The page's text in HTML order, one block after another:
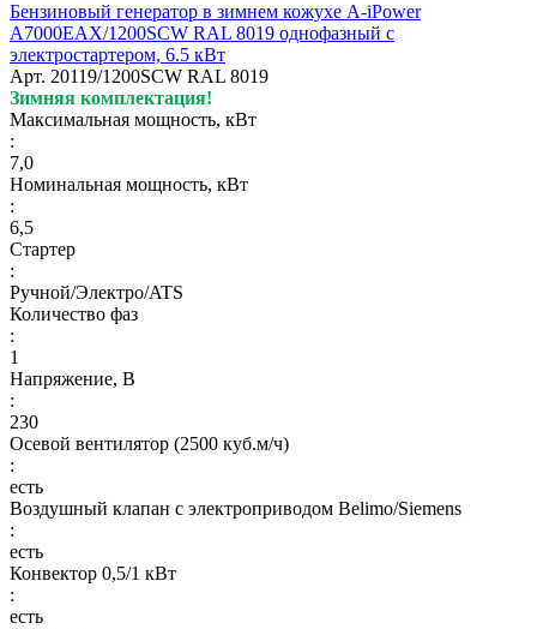
Бензиновый генератор в зимнем кожухе A-iPower
A7000EAX/1200SCW RAL 8019 однофазный с
электростартером, 6.5 кВт
Арт. 20119/1200SCW RAL 8019
Зимняя комплектация!
Максимальная мощность, кВт
:
7,0
Номинальная мощность, кВт
:
6,5
Стартер
:
Ручной/Электро/ATS
Количество фаз
:
1
Напряжение, В
:
230
Осевой вентилятор (2500 куб.м/ч)
:
есть
Воздушный клапан с электроприводом Belimo/Siemens
:
есть
Конвектор 0,5/1 кВт
:
есть